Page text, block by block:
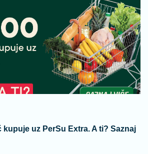
kupuje uz PerSu Extra. A ti? Saznaj